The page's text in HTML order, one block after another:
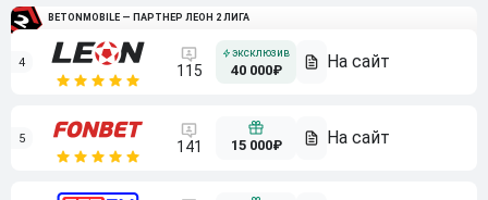
BETONMOBILE — ПАРТНЕР ЛЕОН 2 ЛИГА
4 115 40 000₽
5 141 15 000₽